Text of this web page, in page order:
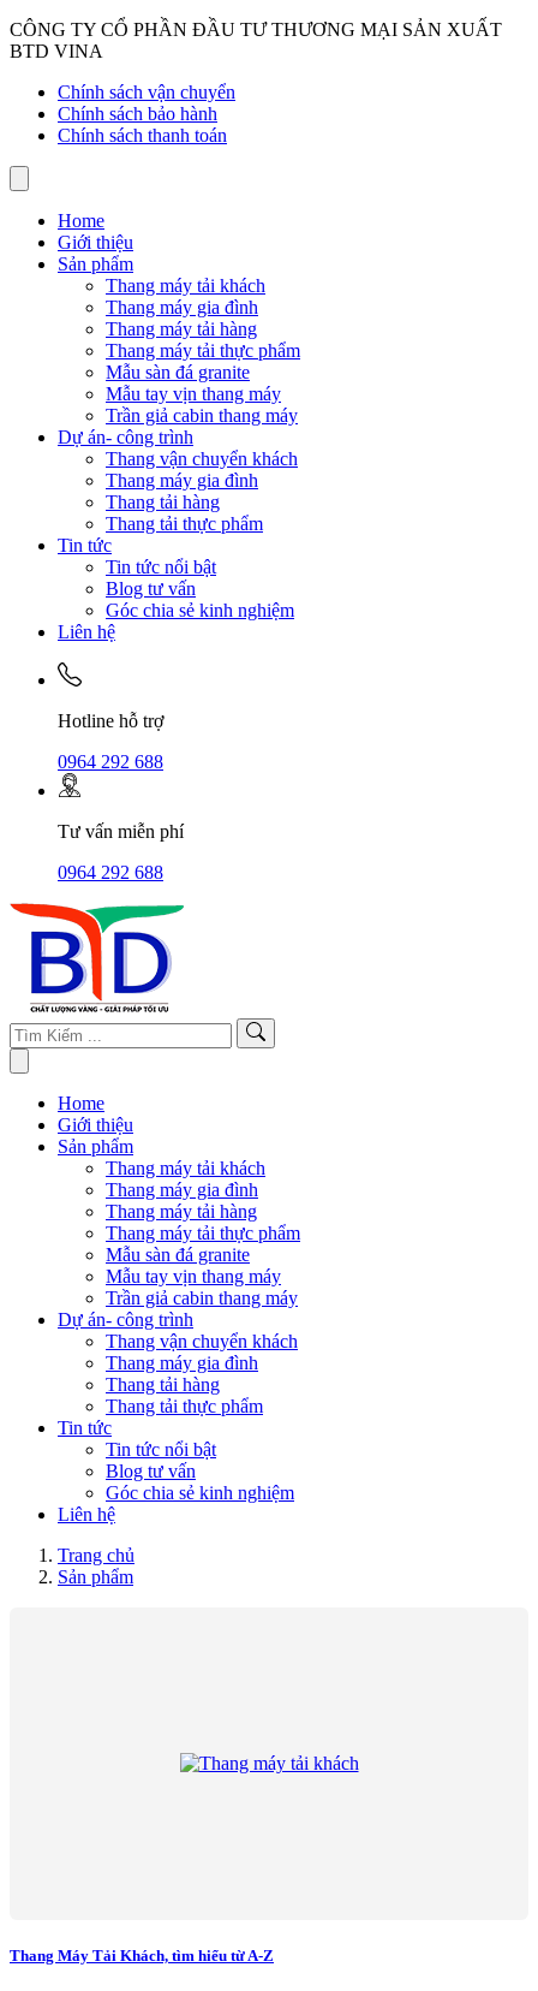
CÔNG TY CỔ PHẦN ĐẦU TƯ THƯƠNG MẠI SẢN XUẤT
BTD VINA
Chính sách vận chuyển
Chính sách bảo hành
Chính sách thanh toán
Home
Giới thiệu
Sản phẩm
Thang máy tải khách
Thang máy gia đình
Thang máy tải hàng
Thang máy tải thực phẩm
Mẫu sàn đá granite
Mẫu tay vịn thang máy
Trần giả cabin thang máy
Dự án- công trình
Thang vận chuyển khách
Thang máy gia đình
Thang tải hàng
Thang tải thực phẩm
Tin tức
Tin tức nổi bật
Blog tư vấn
Góc chia sẻ kinh nghiệm
Liên hệ
Hotline hỗ trợ
0964 292 688
Tư vấn miễn phí
0964 292 688
Home
Giới thiệu
Sản phẩm
Thang máy tải khách
Thang máy gia đình
Thang máy tải hàng
Thang máy tải thực phẩm
Mẫu sàn đá granite
Mẫu tay vịn thang máy
Trần giả cabin thang máy
Dự án- công trình
Thang vận chuyển khách
Thang máy gia đình
Thang tải hàng
Thang tải thực phẩm
Tin tức
Tin tức nổi bật
Blog tư vấn
Góc chia sẻ kinh nghiệm
Liên hệ
Trang chủ
Sản phẩm
Thang Máy Tải Khách, tìm hiểu từ A-Z